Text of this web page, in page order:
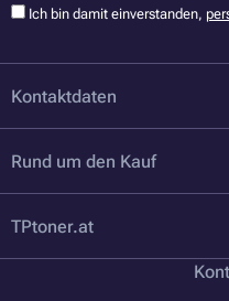
Ich bin damit einverstanden,
Kontaktdaten
Rund um den Kauf
TPtoner.at